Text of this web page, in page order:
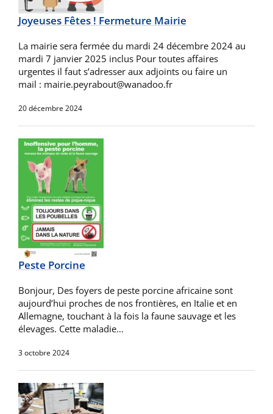
Joyeuses Fêtes ! Fermeture Mairie
La mairie sera fermée du mardi 24 décembre 2024 au
mardi 7 janvier 2025 inclus Pour toutes affaires
urgentes il faut s’adresser aux adjoints ou faire un
mail : mairie.peyrabout@wanadoo.fr
20 décembre 2024
Peste Porcine
Bonjour, Des foyers de peste porcine africaine sont
aujourd’hui proches de nos frontières, en Italie et en
Allemagne, touchant à la fois la faune sauvage et les
élevages. Cette maladie…
3 octobre 2024